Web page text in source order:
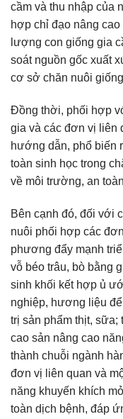
cầm và thu nhập của
hợp chỉ đạo nâng
lượng con giống gia
soát nguồn gốc xuất
cơ sở chăn nuôi
Đồng thời, phối hợp
gia và các đơn vị liên
hướng dẫn, phổ biến
toàn sinh học trong
về môi trường, an
Bên cạnh đó, đối với
nuôi phối hợp các
phương đẩy mạnh
vỗ béo trâu, bò bằng
sinh khối kết hợp ủ
nghiệp, hương liệu
trị sản phẩm thịt, sữa;
cao sản nâng cao
thành chuỗi ngành
đơn vị liên quan và
năng khuyến khích
toàn dịch bệnh, đáp